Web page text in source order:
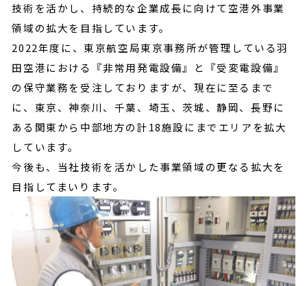
技術を活かし、持続的な企業成長に向けて空港外事業
領域の拡大を目指しています。
2022年度に、東京航空局東京事務所が管理している羽
田空港における『非常用発電設備』と『受変電設備』
の保守業務を受注しておりますが、現在に至るまで
に、東京、神奈川、千葉、埼玉、茨城、静岡、長野に
ある関東から中部地方の計18施設にまでエリアを拡大
しています。
今後も、当社技術を活かした事業領域の更なる拡大を
目指してまいります。